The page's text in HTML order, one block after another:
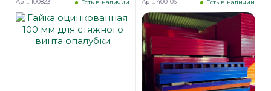
Есть в наличии
Арт.: 100823 Есть в наличии
Арт.: 400106